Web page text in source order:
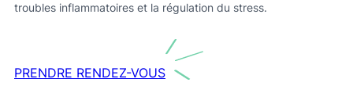
troubles inflammatoires et la régulation du stress.
PRENDRE RENDEZ-VOUS